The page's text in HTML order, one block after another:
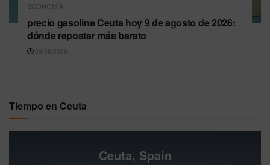
ECONOMÍA
precio gasolina Ceuta hoy 9 de agosto de 2026:
dónde repostar más barato
09/08/2026
Tiempo en Ceuta
Ceuta, Spain